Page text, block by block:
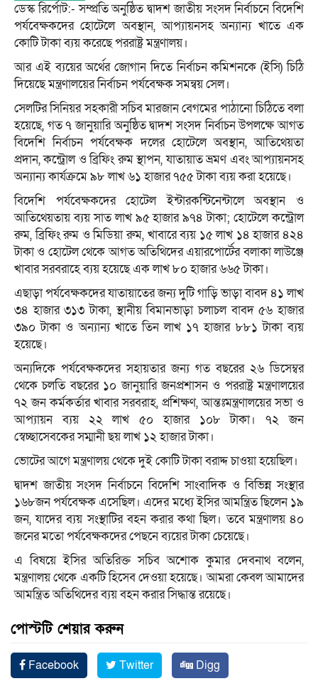
ডেস্ক রির্পোট:- সম্প্রতি অনুষ্ঠিত দ্বাদশ জাতীয় সংসদ নির্বাচনে বিদেশি
পর্যবেক্ষকদের হোটেলে অবস্থান, আপ্যায়নসহ অন্যান্য খাতে এক
কোটি টাকা ব্যয় করেছে পররাষ্ট্র মন্ত্রণালয়।
আর এই ব্যয়ের অর্থের জোগান দিতে নির্বাচন কমিশনকে (ইসি) চিঠি
দিয়েছে মন্ত্রণালয়ের নির্বাচন পর্যবেক্ষক সমন্বয় সেল।
সেলটির সিনিয়র সহকারী সচিব মারজান বেগমের পাঠানো চিঠিতে বলা
হয়েছে, গত ৭ জানুয়ারি অনুষ্ঠিত দ্বাদশ সংসদ নির্বাচন উপলক্ষে আগত
বিদেশি নির্বাচন পর্যবেক্ষক দলের হোটেলে অবস্থান, আতিথেয়তা
প্রদান, কন্ট্রোল ও ব্রিফিং রুম স্থাপন, যাতায়াত ভ্রমণ এবং আপ্যায়নসহ
অন্যান্য কার্যক্রমে ৯৮ লাখ ৬১ হাজার ৭৫৫ টাকা ব্যয় করা হয়েছে।
বিদেশি পর্যবেক্ষকদের হোটেল ইন্টারকন্টিনেন্টালে অবস্থান ও
আতিথেয়তায় ব্যয় সাত লাখ ৯৫ হাজার ৯৭৪ টাকা; হোটেলে কন্ট্রোল
রুম, ব্রিফিং রুম ও মিডিয়া রুম, খাবারে ব্যয় ১৫ লাখ ১৪ হাজার ৪২৪
টাকা ও হোটেল থেকে আগত অতিথিদের এয়ারপোর্টের বলাকা লাউঞ্জে
খাবার সরবরাহে ব্যয় হয়েছে এক লাখ ৮০ হাজার ৬৬৫ টাকা।
এছাড়া পর্যবেক্ষকদের যাতায়াতের জন্য দুটি গাড়ি ভাড়া বাবদ ৪১ লাখ
৩৪ হাজার ৩১৩ টাকা, স্থানীয় বিমানভাড়া চলাচল বাবদ ৫৬ হাজার
৩৯০ টাকা ও অন্যান্য খাতে তিন লাখ ১৭ হাজার ৮৮১ টাকা ব্যয়
হয়েছে।
অন্যদিকে পর্যবেক্ষকদের সহায়তার জন্য গত বছরের ২৬ ডিসেম্বর
থেকে চলতি বছরের ১০ জানুয়ারি জনপ্রশাসন ও পররাষ্ট্র মন্ত্রণালয়ের
৭২ জন কর্মকর্তার খাবার সরবরাহ, প্রশিক্ষণ, আন্তঃমন্ত্রণালয়ের সভা ও
আপ্যায়ন ব্যয় ২২ লাখ ৫০ হাজার ১০৮ টাকা। ৭২ জন
স্বেচ্ছাসেবকের সম্মানী ছয় লাখ ১২ হাজার টাকা।
ভোটের আগে মন্ত্রণালয় থেকে দুই কোটি টাকা বরাদ্দ চাওয়া হয়েছিল।
দ্বাদশ জাতীয় সংসদ নির্বাচনে বিদেশি সাংবাদিক ও বিভিন্ন সংস্থার
১৬৮জন পর্যবেক্ষক এসেছিল। এদের মধ্যে ইসির আমন্ত্রিত ছিলেন ১৯
জন, যাদের ব্যয় সংস্থাটির বহন করার কথা ছিল। তবে মন্ত্রণালয় ৪০
জনের মতো পর্যবেক্ষকদের পেছনে ব্যয়ের টাকা চেয়েছে।
এ বিষয়ে ইসির অতিরিক্ত সচিব অশোক কুমার দেবনাথ বলেন,
মন্ত্রণালয় থেকে একটি হিসেব দেওয়া হয়েছে। আমরা কেবল আমাদের
আমন্ত্রিত অতিথিদের ব্যয় বহন করার সিদ্ধান্ত রয়েছে।
পোস্টটি শেয়ার করুন
Facebook Twitter
Digg